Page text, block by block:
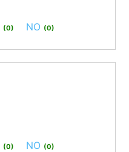
(0) NO (0)
(0) NO (0)